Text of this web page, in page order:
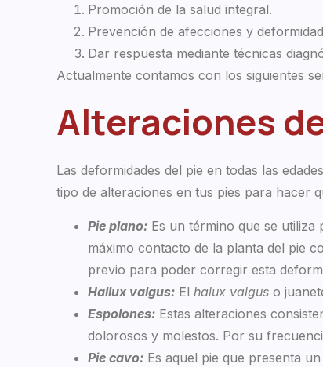
Promoción de la salud integral.
Prevención de afecciones y
Dar respuesta mediante técnicas
Actualmente contamos con los siguientes
Alteraciones
Las deformidades del pie en todas las
tipo de alteraciones en tus pies para hacer
Pie plano: Es un término que se
máximo contacto de la planta del pie
previo para poder corregir esta
Hallux valgus: El halux valgus o
Espolones: Estas alteraciones
dolorosos y molestos. Por su
Pie cavo: Es aquel pie que presenta